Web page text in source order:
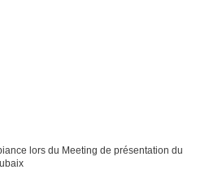
lors du Meeting de présentation du